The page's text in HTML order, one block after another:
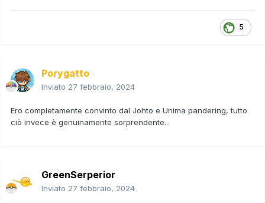
5
Porygatto
Inviato 27 febbraio, 2024
Ero completamente convinto dal Johto e Unima pandering, tutto
ciò invece è genuinamente sorprendente...
GreenSerperior
Inviato 27 febbraio, 2024